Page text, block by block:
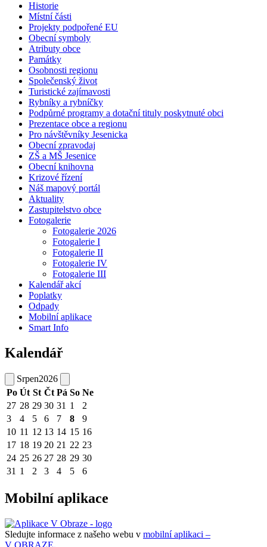
Historie
Místní části
Projekty podpořené EU
Obecní symboly
Atributy obce
Památky
Osobnosti regionu
Společenský život
Turistické zajímavosti
Rybníky a rybníčky
Podpůrné programy a dotační tituly poskytnuté obci
Prezentace obce a regionu
Pro návštěvníky Jesenicka
Obecní zpravodaj
ZŠ a MŠ Jesenice
Obecní knihovna
Krizové řízení
Náš mapový portál
Aktuality
Zastupitelstvo obce
Fotogalerie
Fotogalerie 2026
Fotogalerie I
Fotogalerie II
Fotogalerie IV
Fotogalerie III
Kalendář akcí
Poplatky
Odpady
Mobilní aplikace
Smart Info
Kalendář
Srpen2026
Po Út St Čt Pá So Ne
27 28 29 30 31 1
2
3
4 5 6 7 8
9
10 11 12 13 14 15 16
17 18 19 20 21 22 23
24 25 26 27 28 29 30
31 1 2 3 4 5 6
Mobilní aplikace
Sledujte informace z našeho webu v mobilní aplikaci –
V OBRAZE.